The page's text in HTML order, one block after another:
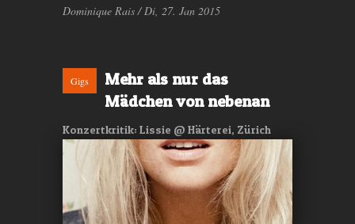
Dominique Rais / Di, 27. Jan 2015
Gigs
Mehr als nur das
Mädchen von nebenan
Konzertkritik: Lissie @ Härterei, Zürich